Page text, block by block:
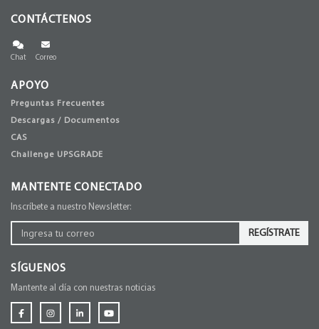
CONTÁCTENOS
Chat Correo
APOYO
Preguntas Frecuentes
Descargas / Documentos
CAS
Challenge UPSGRADE
MANTENTE CONECTADO
Inscríbete a nuestro Newsletter:
REGÍSTRATE
SÍGUENOS
Mantente al día con nuestras noticias